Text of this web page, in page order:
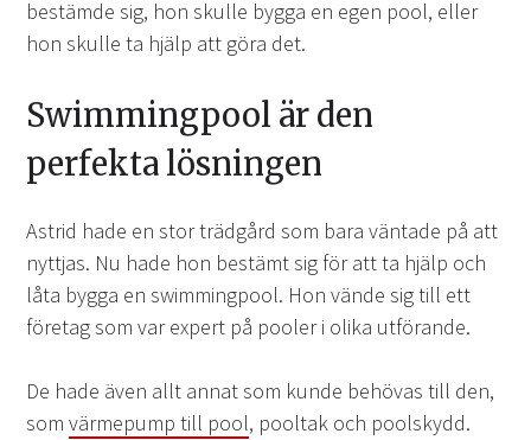
bestämde sig, hon skulle bygga en egen pool, eller
hon skulle ta hjälp att göra det.
Swimmingpool är den
perfekta lösningen
Astrid hade en stor trädgård som bara väntade på att
nyttjas. Nu hade hon bestämt sig för att ta hjälp och
låta bygga en swimmingpool. Hon vände sig till ett
företag som var expert på pooler i olika utförande.
De hade även allt annat som kunde behövas till den,
somvärmepump till pool, pooltak och poolskydd.